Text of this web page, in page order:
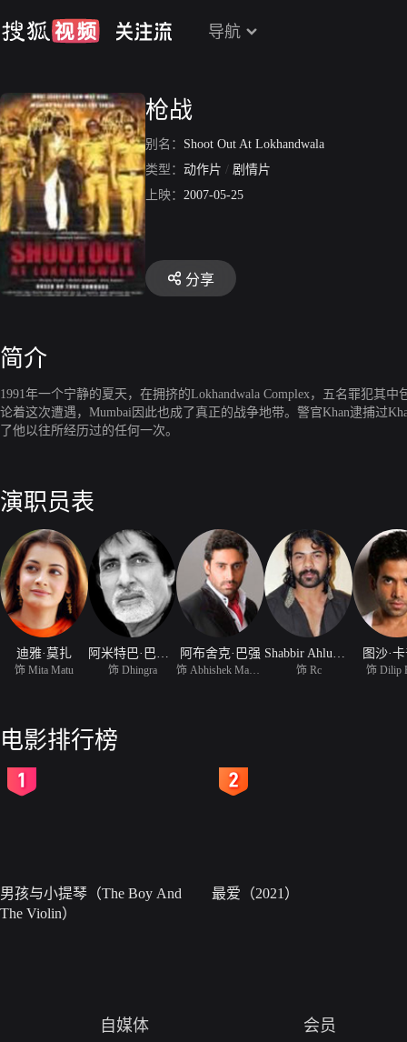
导航
枪战
别名： Shoot Out At Lokhandwala
类型： 动作片 / 剧情片
上映： 2007-05-25
分享
简介
1991年一个宁静的夏天，在拥挤的Lokhandwala Complex，五名罪犯其
论着这次遭遇，Mumbai因此也成了真正的战争地带。警官Khan逮捕过
了他以往所经历过的任何一次。
演职员表
迪雅·莫扎
饰 Mita Matu 饰 Dhingra
阿布舍克·巴强
饰 Rc
图沙·
饰 Dilip
电影排行榜
男孩与小提琴（The Boy And
The Violin）
最爱（2021）
自媒体 会员